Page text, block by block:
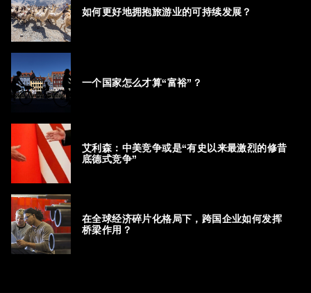
如何更好地拥抱旅游业的可持续发展？
一个国家怎么才算“富裕”？
艾利森：中美竞争或是“有史以来最激烈的修昔
底德式竞争”
在全球经济碎片化格局下，跨国企业如何发挥
桥梁作用？